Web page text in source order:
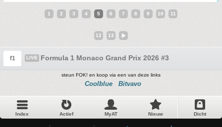
1 2 3 4 5 6 7 8 9 10 11
12 13
f1 LIVE Formula 1 Monaco Grand Prix 2026 #3
steun FOK! en koop via een van deze links
Coolblue Bitvavo
Index Actief MyAT Nieuw Dicht